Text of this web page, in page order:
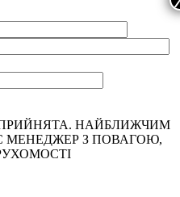
НАЙБЛИЖЧИМ
МЕНЕДЖЕР З ПОВАГОЮ,